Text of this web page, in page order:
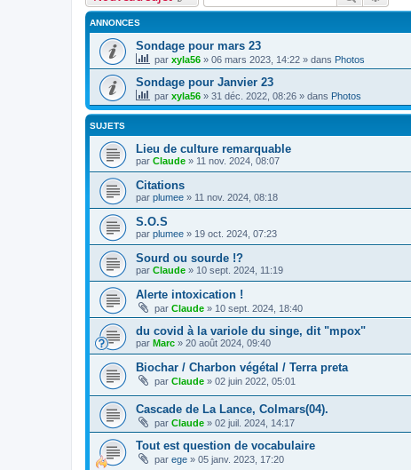
ANNONCES
Sondage pour mars 23
par xyla56 » 06 mars 2023, 14:22 » dans Photos
Sondage pour Janvier 23
par xyla56 » 31 déc. 2022, 08:26 » dans Photos
SUJETS
Lieu de culture remarquable
par Claude » 11 nov. 2024, 08:07
Citations
par plumee » 11 nov. 2024, 08:18
S.O.S
par plumee » 19 oct. 2024, 07:23
Sourd ou sourde !?
par Claude » 10 sept. 2024, 11:19
Alerte intoxication !
par Claude » 10 sept. 2024, 18:40
du covid à la variole du singe, dit "mpox"
par Marc » 20 août 2024, 09:40
Biochar / Charbon végétal / Terra preta
par Claude » 02 juin 2022, 05:01
Cascade de La Lance, Colmars(04).
par Claude » 02 juil. 2024, 14:17
Tout est question de vocabulaire
par ege » 05 janv. 2023, 17:20